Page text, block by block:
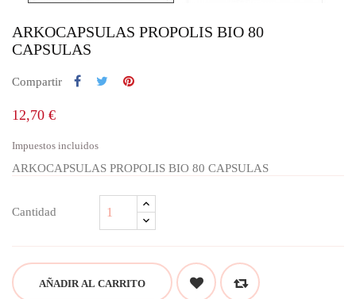
ARKOCAPSULAS PROPOLIS BIO 80
CAPSULAS
Compartir
12,70 €
Impuestos incluidos
ARKOCAPSULAS PROPOLIS BIO 80 CAPSULAS
Cantidad
AÑADIR AL CARRITO